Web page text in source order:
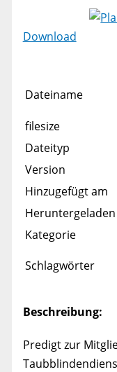
Download
Dateiname
filesize
Dateityp
Version
Hinzugefügt am
Heruntergeladen
Kategorie
Schlagwörter
Beschreibung:
Predigt zur